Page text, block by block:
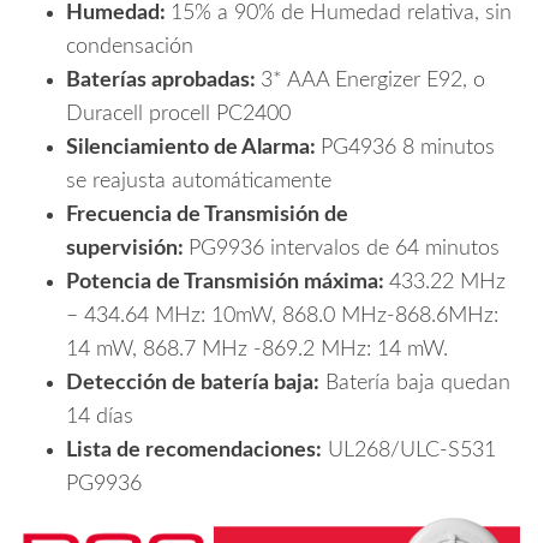
Humedad: 15% a 90% de Humedad relativa, sin
condensación
Baterías aprobadas: 3* AAA Energizer E92, o
Duracell procell PC2400
Silenciamiento de Alarma: PG4936 8 minutos
se reajusta automáticamente
Frecuencia de Transmisión de
supervisión: PG9936 intervalos de 64 minutos
Potencia de Transmisión máxima: 433.22 MHz
– 434.64 MHz: 10mW, 868.0 MHz-868.6MHz:
14 mW, 868.7 MHz -869.2 MHz: 14 mW.
Detección de batería baja: Batería baja quedan
14 días
Lista de recomendaciones: UL268/ULC-S531
PG9936